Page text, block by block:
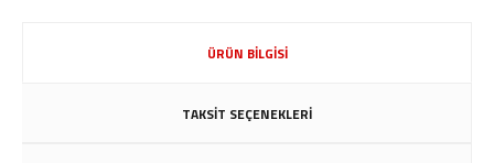
ÜRÜN BİLGİSİ
TAKSİT SEÇENEKLERİ